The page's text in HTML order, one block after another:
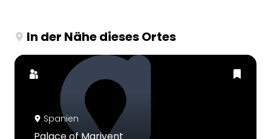
In der Nähe dieses Ortes
Spanien
Palace of Marivent